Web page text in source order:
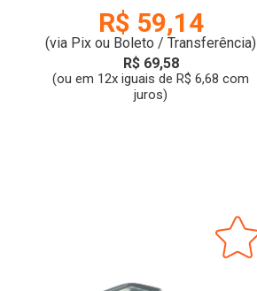
R$ 59,14
(via Pix ou Boleto / Transferência)
R$ 69,58
(ou em 12x iguais de R$ 6,68 com
juros)